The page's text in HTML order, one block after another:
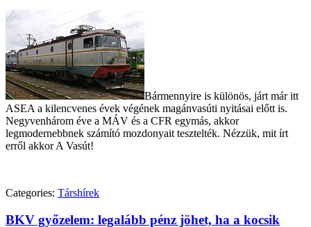
Bármennyire is különös, járt már itt
ASEA a kilencvenes évek végének magánvasúti nyitásai előtt is.
Negyvenhárom éve a MÁV és a CFR egymás, akkor
legmodernebbnek számító mozdonyait tesztelték. Nézzük, mit írt
erről akkor A Vasút!
Categories: Társhírek
BKV győzelem: legalább pénz jöhet, ha a kocsik